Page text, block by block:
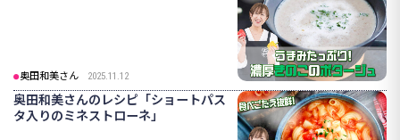
奥田和美さん 2025.11.12
奥田和美さんのレシピ「ショートパス
タ入りのミネストローネ」